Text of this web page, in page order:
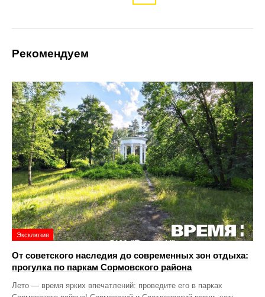
Рекомендуем
Эксклюзив
От советского наследия до современных зон отдыха:
прогулка по паркам Сормовского района
Лето — время ярких впечатлений: проведите его в парках